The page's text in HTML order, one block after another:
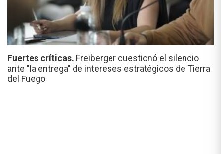
Fuertes críticas. Freiberger cuestionó el silencio
ante "la entrega" de intereses estratégicos de Tierra
del Fuego